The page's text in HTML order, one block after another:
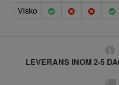
Visko
LEVERANS INOM 2-5